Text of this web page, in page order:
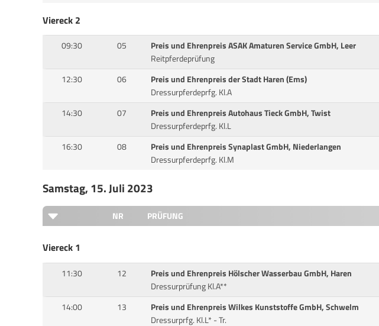
Viereck 2
09:30 05
Preis und Ehrenpreis ASAK Amaturen Service GmbH, Leer
Reitpferdeprüfung
12:30 06
Preis und Ehrenpreis der Stadt Haren (Ems)
Dressurpferdeprfg. Kl.A
14:30 07
Preis und Ehrenpreis Autohaus Tieck GmbH, Twist
Dressurpferdeprfg. Kl.L
16:30 08
Preis und Ehrenpreis Synaplast GmbH, Niederlangen
Dressurpferdeprfg. Kl.M
Samstag, 15. Juli 2023
NR PRÜFUNG
Viereck 1
11:30 12
Preis und Ehrenpreis Hölscher Wasserbau GmbH, Haren
Dressurprüfung Kl.A**
14:00 13
Preis und Ehrenpreis Wilkes Kunststoffe GmbH, Schwelm
Dressurprfg. Kl.L* - Tr.